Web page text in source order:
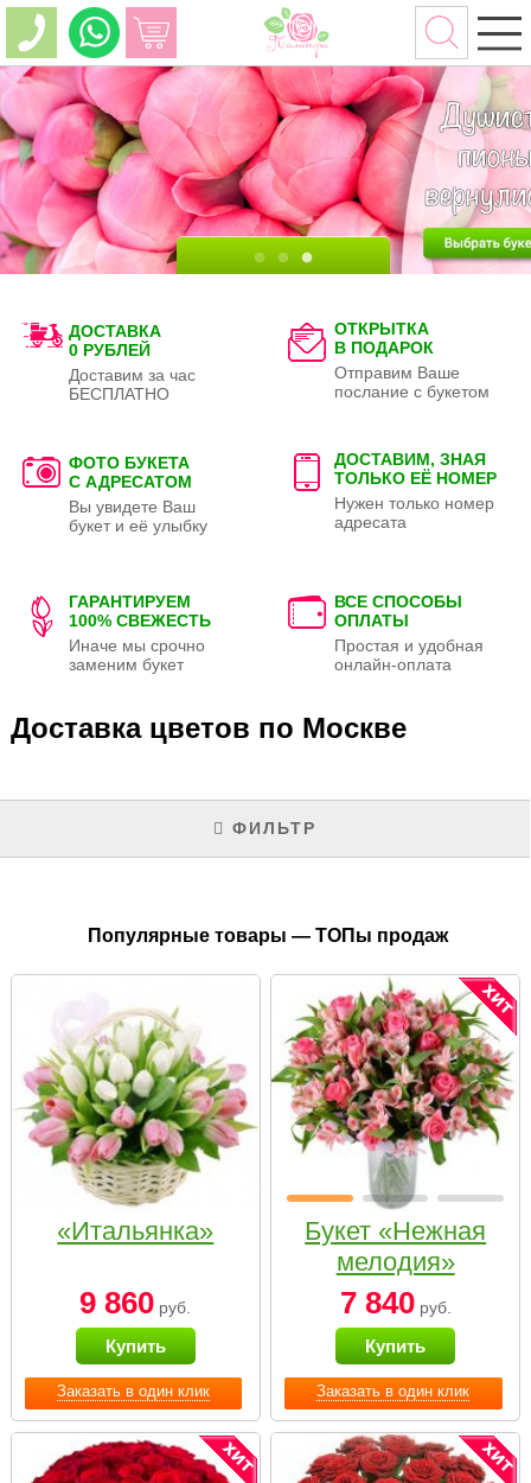
ДОСТАВКА
0 РУБЛЕЙ
Доставим за час
БЕСПЛАТНО
ОТКРЫТКА
В ПОДАРОК
Отправим Ваше
послание с букетом
ФОТО БУКЕТА
С АДРЕСАТОМ
Вы увидете Ваш
букет и её улыбку
ДОСТАВИМ, ЗНАЯ
ТОЛЬКО ЕЁ НОМЕР
Нужен только номер
адресата
ГАРАНТИРУЕМ
100% СВЕЖЕСТЬ
Иначе мы срочно
заменим букет
ВСЕ СПОСОБЫ
ОПЛАТЫ
Простая и удобная
онлайн-оплата
Доставка цветов по Москве
ФИЛЬТР
Популярные товары — ТОПы продаж
Заказать в один клик
«Итальянка»
9 860 руб.
Купить
Заказать в один клик
Букет «Нежная
мелодия»
7 840руб.
Купить